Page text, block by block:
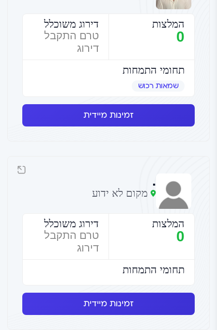
המלצות
0
דירוג משוכלל
טרם התקבל
דירוג
תחומי התמחות
שמאות רכוש
זמינות מיידית
.
מקום לא ידוע
המלצות
0
דירוג משוכלל
טרם התקבל
דירוג
תחומי התמחות
זמינות מיידית